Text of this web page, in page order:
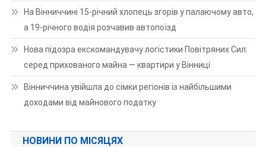
На Вінниччині 15-річний хлопець згорів у палаючому авто,
а 19-річного водія розчавив автопоїзд
Нова підозра екскомандувачу логістики Повітряних Сил:
серед прихованого майна — квартири у Вінниці
Вінниччина увійшла до сімки регіонів із найбільшими
доходами від майнового податку
НОВИНИ ПО МІСЯЦЯХ